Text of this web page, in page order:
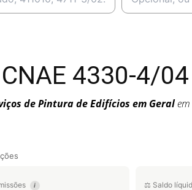
4330-4/
de Pintura de Edifícios em Geralem
i ⚖️ Saldo